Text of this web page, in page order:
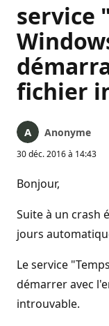
service
fichier
Anonyme
30 déc. 2016 à 14:43
Bonjour,
Suite à un crash
jours
Le service
démarrer avec
introuvable.